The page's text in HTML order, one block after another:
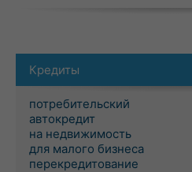
Кредиты
потребительский
автокредит
на недвижимость
для малого бизнеса
перекредитование